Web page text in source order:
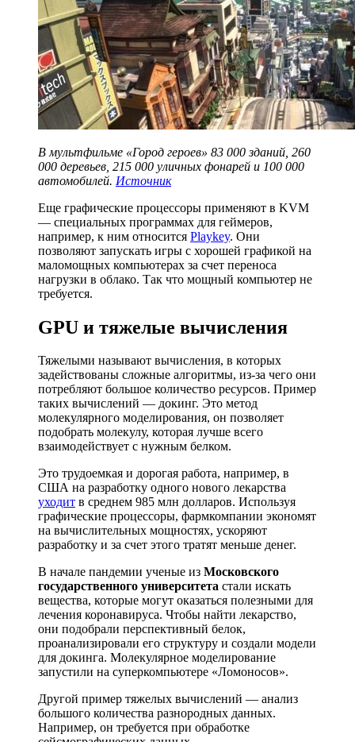
В мультфильме «Город героев» 83 000 зданий, 260
000 деревьев, 215 000 уличных фонарей и 100 000
автомобилей. Источник
Еще графические процессоры применяют в KVM
— специальных программах для геймеров,
например, к ним относится Playkey. Они
позволяют запускать игры с хорошей графикой на
маломощных компьютерах за счет переноса
нагрузки в облако. Так что мощный компьютер не
требуется.
GPU и тяжелые вычисления
Тяжелыми называют вычисления, в которых
задействованы сложные алгоритмы, из-за чего они
потребляют большое количество ресурсов. Пример
таких вычислений — докинг. Это метод
молекулярного моделирования, он позволяет
подобрать молекулу, которая лучше всего
взаимодействует с нужным белком.
Это трудоемкая и дорогая работа, например, в
США на разработку одного нового лекарства
уходит в среднем 985 млн долларов. Используя
графические процессоры, фармкомпании экономят
на вычислительных мощностях, ускоряют
разработку и за счет этого тратят меньше денег.
В начале пандемии ученые из Московского
государственного университета стали искать
вещества, которые могут оказаться полезными для
лечения коронавируса. Чтобы найти лекарство,
они подобрали перспективный белок,
проанализировали его структуру и создали модели
для докинга. Молекулярное моделирование
запустили на суперкомпьютере «Ломоносов».
Другой пример тяжелых вычислений — анализ
большого количества разнородных данных.
Например, он требуется при обработке